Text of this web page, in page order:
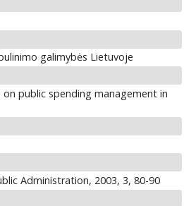
galimybės Lietuvoje
public spending management in
Administration, 2003, 3, 80-90